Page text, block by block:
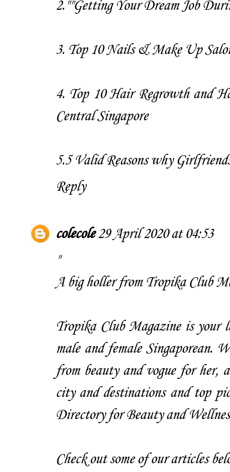
2.""Getting Your Dream Job
3. Top 10 Nails & Make Up
4. Top 10 Hair Regrowth and
Central Singapore
5.5 Valid Reasons why
Reply
colecole 29 April 2020 at 04:53
"
A big holler fromTropika Club
Tropika Club Magazine is your
male and female Singaporean.
from beauty and vogue for her,
city and destinations and top
Directory for Beauty and
Check out some of our articles